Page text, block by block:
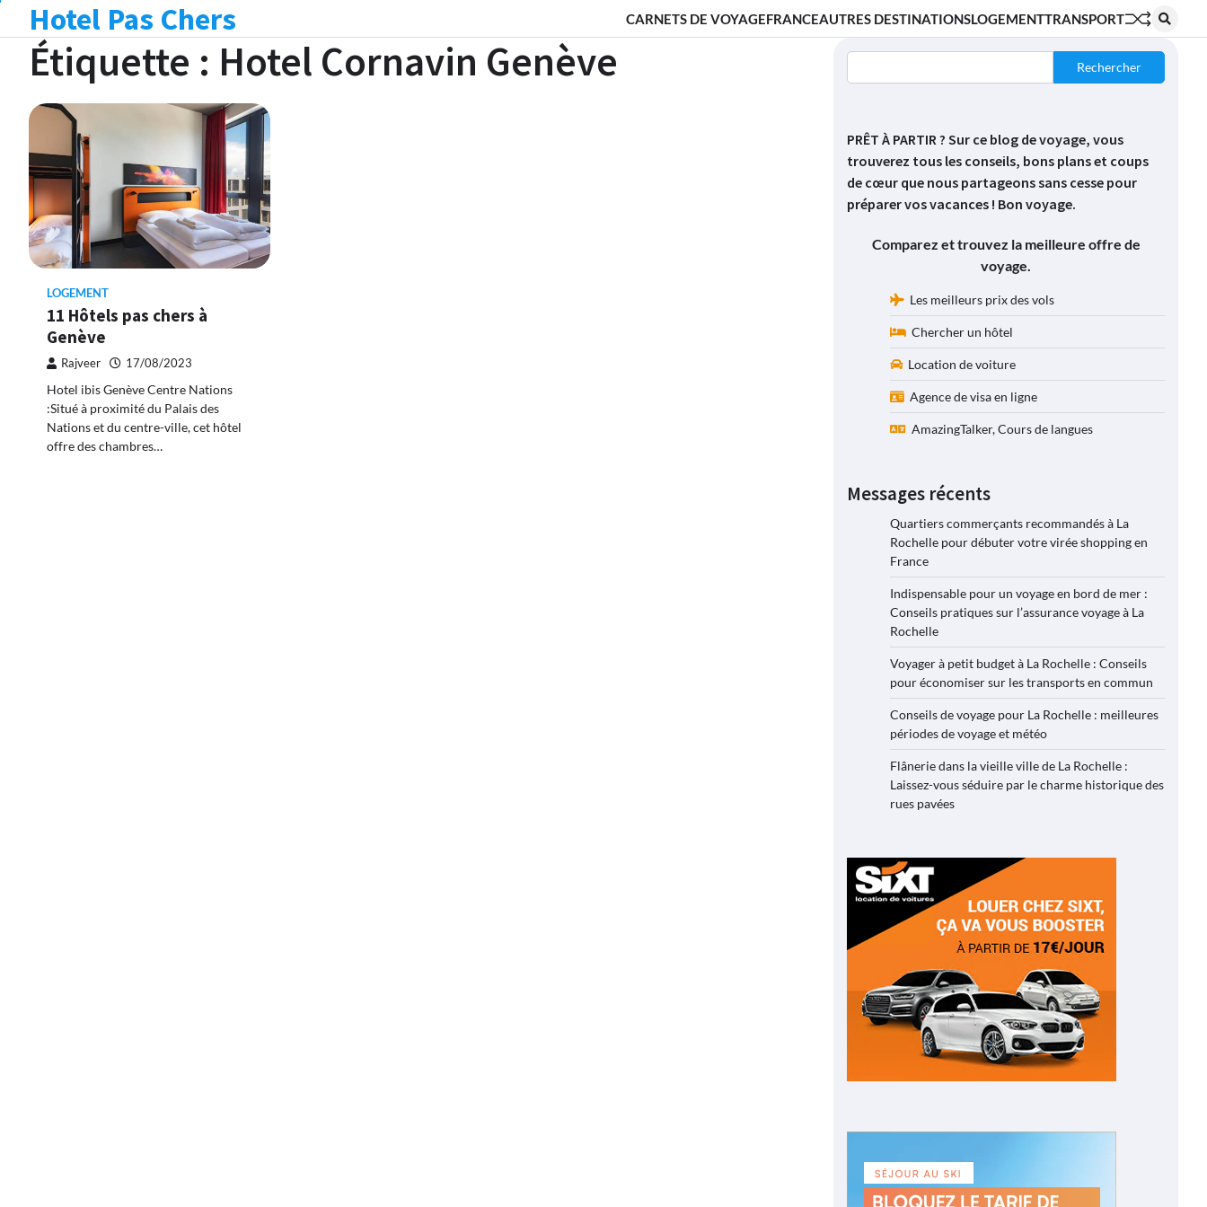
content
Hotel Pas Chers CARNETS DE VOYAGEFRANCEAUTRES DESTINATIONSLOGEMENTTRANSPORT
Étiquette : Hotel Cornavin Genève
LOGEMENT
11 Hôtels pas chers à
Genève
Rajveer 17/08/2023
Hotel ibis Genève Centre Nations
:Situé à proximité du Palais des
Nations et du centre-ville, cet hôtel
offre des chambres…
Rechercher
PRÊT À PARTIR ? Sur ce blog de voyage, vous
trouverez tous les conseils, bons plans et coups
de cœur que nous partageons sans cesse pour
préparer vos vacances ! Bon voyage.
Comparez et trouvez la meilleure offre de
voyage.
Les meilleurs prix des vols
Chercher un hôtel
Location de voiture
Agence de visa en ligne
AmazingTalker, Cours de langues
Messages récents
Quartiers commerçants recommandés à La
Rochelle pour débuter votre virée shopping en
France
Indispensable pour un voyage en bord de mer :
Conseils pratiques sur l’assurance voyage à La
Rochelle
Voyager à petit budget à La Rochelle : Conseils
pour économiser sur les transports en commun
Conseils de voyage pour La Rochelle : meilleures
périodes de voyage et météo
Flânerie dans la vieille ville de La Rochelle :
Laissez-vous séduire par le charme historique des
rues pavées